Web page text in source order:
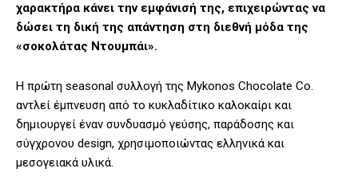
χαρακτήρα κάνει την εμφάνισή της, επιχειρώντας να
δώσει τη δική της απάντηση στη διεθνή μόδα της
«σοκολάτας Ντουμπάι».
Η πρώτη seasonal συλλογή της Mykonos Chocolate Co.
αντλεί έμπνευση από το κυκλαδίτικο καλοκαίρι και
δημιουργεί έναν συνδυασμό γεύσης, παράδοσης και
σύγχρονου design, χρησιμοποιώντας ελληνικά και
μεσογειακά υλικά.